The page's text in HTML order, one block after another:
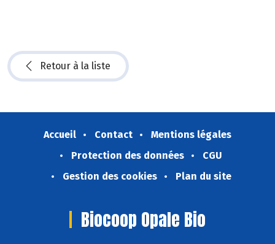
Retour à la liste
Accueil Contact
Mentions légales
Protection des données
CGU
Gestion des cookies
Plan du site
Biocoop Opale Bio